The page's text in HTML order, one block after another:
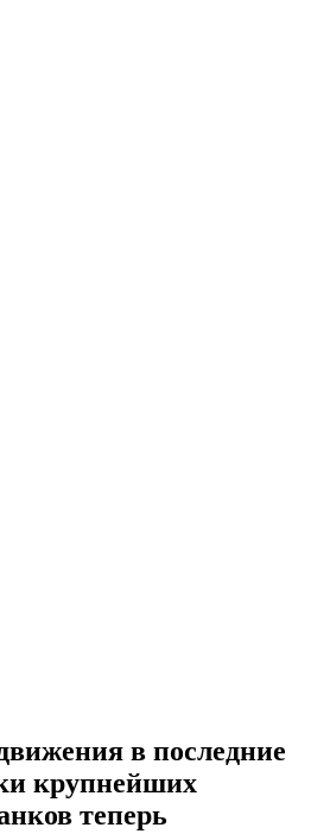
в последние
крупнейших
теперь